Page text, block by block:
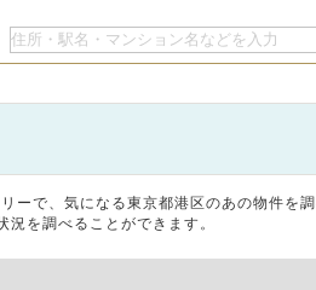
ーで、気になる東京都港区のあの物件を
を調べることができます。